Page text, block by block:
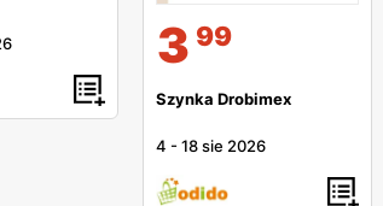
3 99
Szynka Drobimex
4 -18 sie 2026